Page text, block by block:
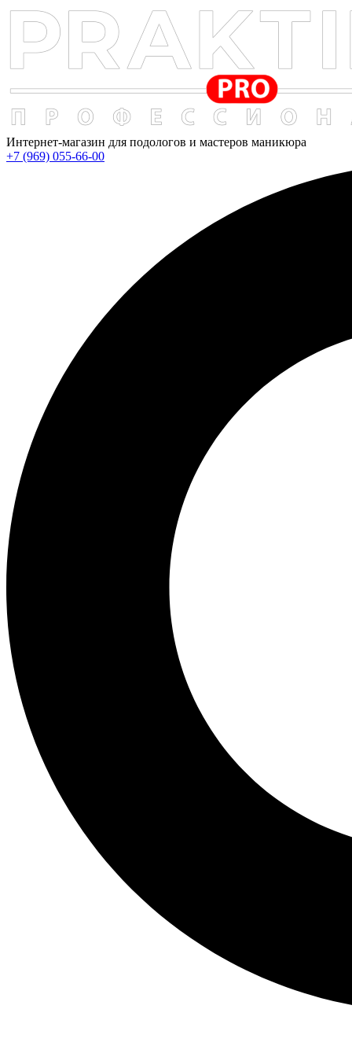
Интернет-магазин для подологов и мастеров маникюра
+7 (969) 055-66-00